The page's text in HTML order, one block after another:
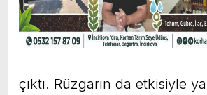
çıktı. Rüzgarın da etkisiyle